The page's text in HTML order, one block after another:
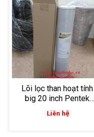
Lõi lọc than hoạt tính
big 20 inch Pentek
xuất xứ Mỹ
Liên hệ